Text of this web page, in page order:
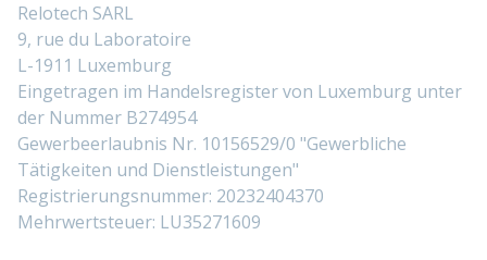
Relotech SARL
9, rue du Laboratoire
L-1911 Luxemburg
Eingetragen im Handelsregister von Luxemburg unter
der Nummer B274954
Gewerbeerlaubnis Nr. 10156529/0 "Gewerbliche
Tätigkeiten und Dienstleistungen"
Registrierungsnummer: 20232404370
Mehrwertsteuer: LU35271609